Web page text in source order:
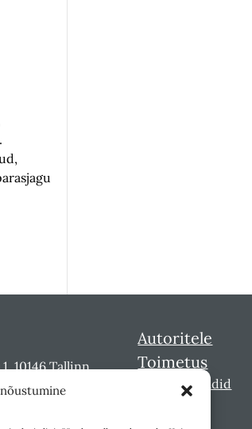
10146 Tallinn
Autoritele
Toimetus
Sirbi laureaadid